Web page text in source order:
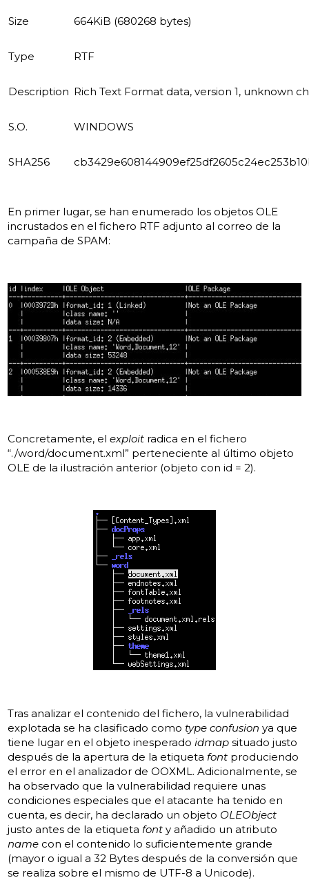
Size 664KiB (680268 bytes)
Type RTF
Description Rich Text Format data, version 1, unknown
S.O. WINDOWS
SHA256
En primer lugar, se han enumerado los objetos OLE
incrustados en el fichero RTF adjunto al correo de la
campaña de SPAM:
Concretamente, elexploit radica en el fichero
“./word/document.xml” perteneciente al último objeto
OLE de la ilustración anterior (objeto con id = 2).
Tras analizar el contenido del fichero, la vulnerabilidad
explotada se ha clasificado como type confusion ya que
tiene lugar en el objeto inesperado idmap situado justo
después de la apertura de la etiqueta font produciendo
el error en el analizador de OOXML. Adicionalmente, se
ha observado que la vulnerabilidad requiere unas
condiciones especiales que el atacante ha tenido en
cuenta, es decir, ha declarado un objeto OLEObject
justo antes de la etiqueta font y añadido un atributo
name con el contenido lo suficientemente grande
(mayor o igual a 32 Bytes después de la conversión que
se realiza sobre el mismo de UTF-8 a Unicode).